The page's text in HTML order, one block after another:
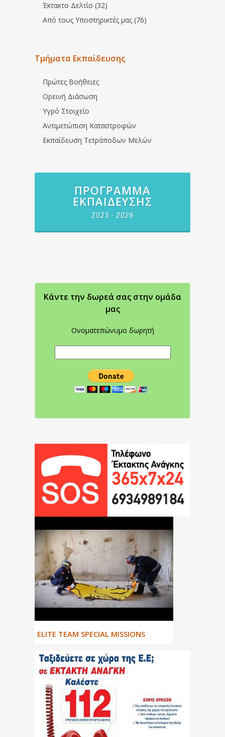
Έκτακτο Δελτίο (32)
Από τους Υποστηρικτές μας (76)
Τμήματα Εκπαίδευσης
Πρώτες Βοήθειες
Ορεινή Διάσωση
Υγρό Στοιχείο
Αντιμετώπιση Καταστροφών
Εκπαίδευση Τετράποδων Μελών
ΠΡΌΓΡΑΜΜΑ
ΕΚΠΑΊΔΕΥΣΗΣ
2025 - 2026
Κάντε την δωρεά σας στην oμάδα
μας
Ονοματεπώνυμο δωρητή
ΕLITE TEAM SPECIAL MISSIONS